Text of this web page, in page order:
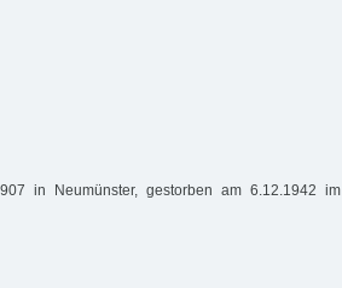
in Neumünster, gestorben am 6.12.1942 im